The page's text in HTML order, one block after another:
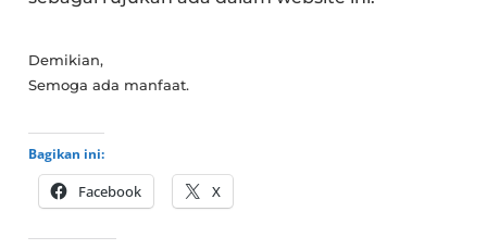
Demikian,
Semoga ada manfaat.
Bagikan ini:
Facebook X